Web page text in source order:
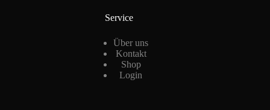
Service
Über uns
Kontakt
Shop
Login